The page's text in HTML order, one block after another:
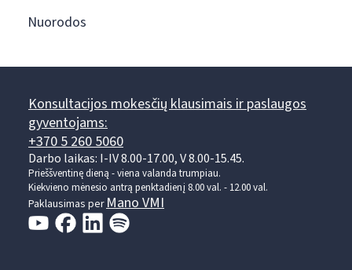
Nuorodos
Konsultacijos mokesčių klausimais ir paslaugos
gyventojams:
+370 5 260 5060
Darbo laikas: I-IV 8.00-17.00, V 8.00-15.45.
Prieššventinę dieną - viena valanda trumpiau.
Kiekvieno mėnesio antrą penktadienį 8.00 val. - 12.00 val.
Paklausimas perMano VMI